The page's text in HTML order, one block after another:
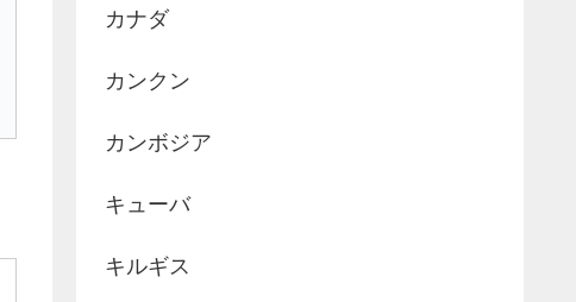
カナダ
カンクン
カンボジア
キューバ
キルギス